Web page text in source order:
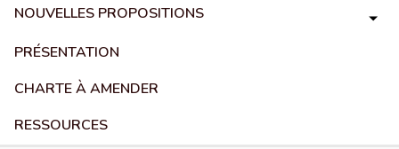
NOUVELLES PROPOSITIONS
PRÉSENTATION
CHARTE À AMENDER
RESSOURCES